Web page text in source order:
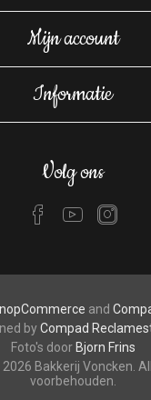
Mijn account
Informatie
Volg ons
nopCommerce and
byCompad
Foto's door Bjorn Frins
2026 Bakkerij Voncken.
voorbehouden.